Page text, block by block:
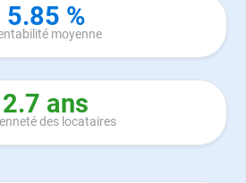
5.85 %
moyenne
2.7 ans
des locataires